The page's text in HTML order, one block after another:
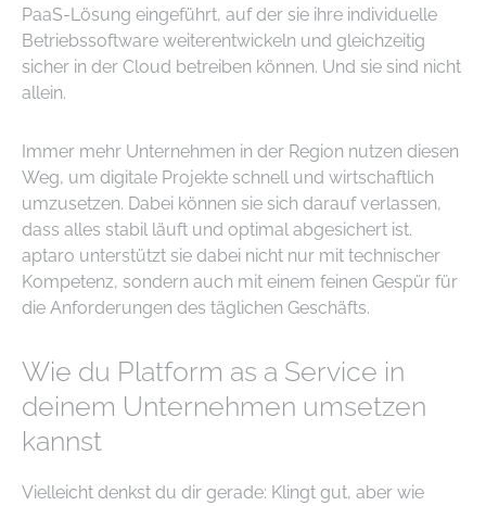
PaaS-Lösung eingeführt, auf der sie ihre individuelle
Betriebssoftware weiterentwickeln und gleichzeitig
sicher in der Cloud betreiben können. Und sie sind nicht
allein.
Immer mehr Unternehmen in der Region nutzen diesen
Weg, um digitale Projekte schnell und wirtschaftlich
umzusetzen. Dabei können sie sich darauf verlassen,
dass alles stabil läuft und optimal abgesichert ist.
aptaro unterstützt sie dabei nicht nur mit technischer
Kompetenz, sondern auch mit einem feinen Gespür für
die Anforderungen des täglichen Geschäfts.
Wie du Platform as a Service in
deinem Unternehmen umsetzen
kannst
Vielleicht denkst du dir gerade: Klingt gut, aber wie